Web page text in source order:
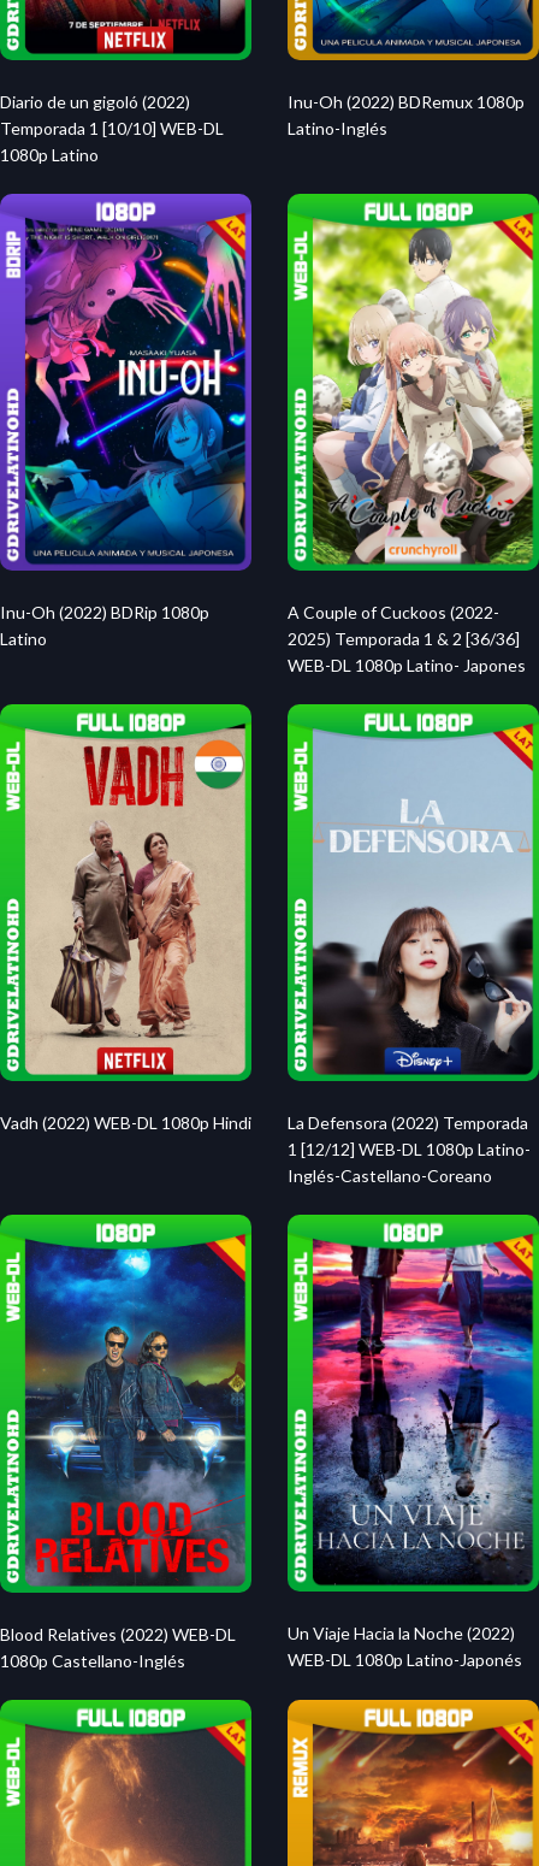
Diario de un gigoló (2022)
Temporada 1 [10/10] WEB-DL
1080p Latino
Inu-Oh (2022) BDRemux 1080p
Latino-Inglés
Inu-Oh (2022) BDRip 1080p
Latino
A Couple of Cuckoos (2022-
2025) Temporada 1 & 2 [36/36]
WEB-DL 1080p Latino- Japones
Vadh (2022) WEB-DL 1080p Hindi
La Defensora (2022) Temporada
1 [12/12] WEB-DL 1080p Latino-
Inglés-Castellano-Coreano
Blood Relatives (2022) WEB-DL
1080p Castellano-Inglés
Un Viaje Hacia la Noche (2022)
WEB-DL 1080p Latino-Japonés